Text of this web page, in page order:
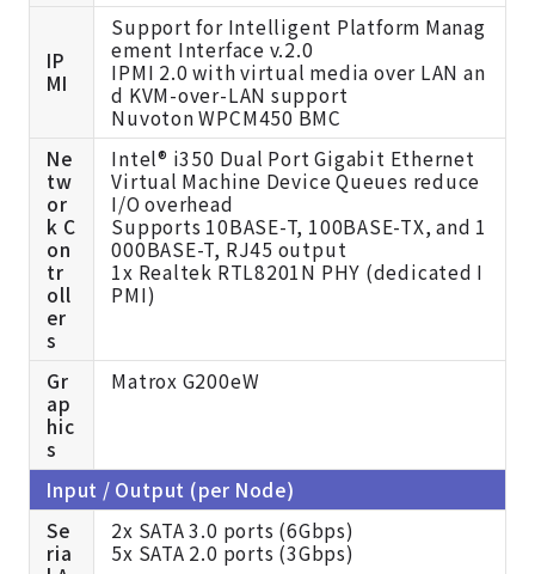
IP
MI
Support for Intelligent Platform Manag
ement Interface v.2.0
IPMI 2.0 with virtual media over LAN an
d KVM-over-LAN support
Nuvoton WPCM450 BMC
Ne
tw
or
k C
on
tr
oll
er
s
Intel® i350 Dual Port Gigabit Ethernet
Virtual Machine Device Queues reduce
I/O overhead
Supports 10BASE-T, 100BASE-TX, and 1
000BASE-T, RJ45 output
1x Realtek RTL8201N PHY (dedicated I
PMI)
Gr
ap
hic
s
Matrox G200eW
Input / Output (per Node)
Se
ria
2x SATA 3.0 ports (6Gbps)
5x SATA 2.0 ports (3Gbps)